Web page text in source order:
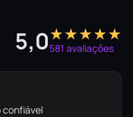
5,0★★★★★
581 avaliações
confiável